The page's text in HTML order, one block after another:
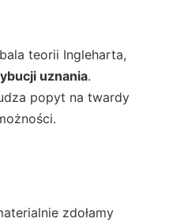
teorii Ingleharta,
uznania.
popyt na twardy
zdołamy